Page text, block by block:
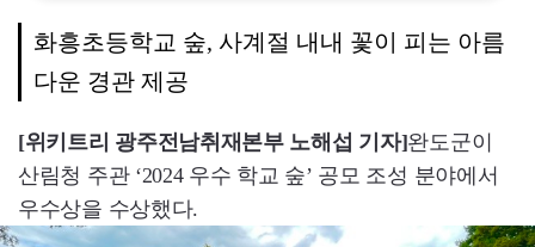
화흥초등학교 숲, 사계절 내내 꽃이 피는 아름
다운 경관 제공
[위키트리 광주전남취재본부 노해섭 기자]완도군이
산림청 주관 ‘2024 우수 학교 숲’ 공모 조성 분야에서
우수상을 수상했다.